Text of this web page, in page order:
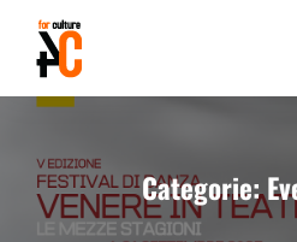
Categorie: